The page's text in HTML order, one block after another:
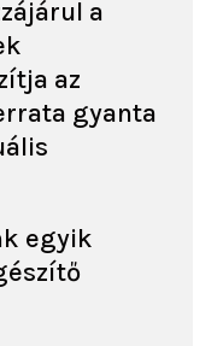
a
az
gyanta
egyik